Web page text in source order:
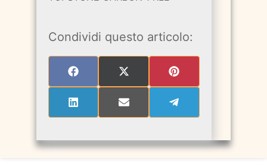
Condividi questo articolo:
SHARE
FACEBOOK
SHARE
(TWITTER)
SHARE
PINTEREST
SHARE
SHARE
SHARE